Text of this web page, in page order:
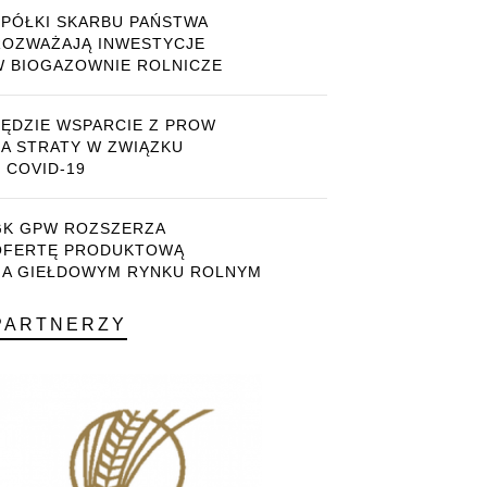
SKARBU PAŃSTWA
INWESTYCJE
BIOGAZOWNIE ROLNICZE
WSPARCIE Z PROW
STRATY W ZWIĄZKU
COVID-19
GPW ROZSZERZA
PRODUKTOWĄ
GIEŁDOWYM RYNKU ROLNYM